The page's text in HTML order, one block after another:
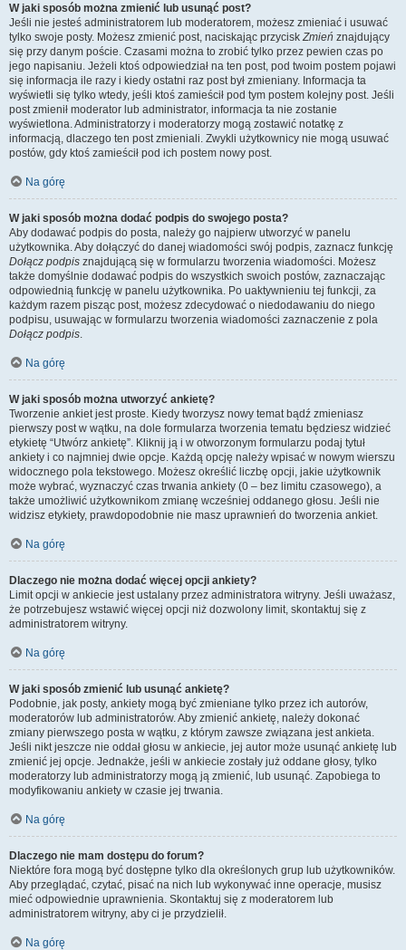
W jaki sposób można zmienić lub usunąć post?
Jeśli nie jesteś administratorem lub moderatorem, możesz zmieniać i usuwać
tylko swoje posty. Możesz zmienić post, naciskając przyciskZmień znajdujący
się przy danym poście. Czasami można to zrobić tylko przez pewien czas po
jego napisaniu. Jeżeli ktoś odpowiedział na ten post, pod twoim postem pojawi
się informacja ile razy i kiedy ostatni raz post był zmieniany. Informacja ta
wyświetli się tylko wtedy, jeśli ktoś zamieścił pod tym postem kolejny post. Jeśli
post zmienił moderator lub administrator, informacja ta nie zostanie
wyświetlona. Administratorzy i moderatorzy mogą zostawić notatkę z
informacją, dlaczego ten post zmieniali. Zwykli użytkownicy nie mogą usuwać
postów, gdy ktoś zamieścił pod ich postem nowy post.
Na górę
W jaki sposób można dodać podpis do swojego posta?
Aby dodawać podpis do posta, należy go najpierw utworzyć w panelu
użytkownika. Aby dołączyć do danej wiadomości swój podpis, zaznacz funkcję
Dołącz podpis znajdującą się w formularzu tworzenia wiadomości. Możesz
także domyślnie dodawać podpis do wszystkich swoich postów, zaznaczając
odpowiednią funkcję w panelu użytkownika. Po uaktywnieniu tej funkcji, za
każdym razem pisząc post, możesz zdecydować o niedodawaniu do niego
podpisu, usuwając w formularzu tworzenia wiadomości zaznaczenie z pola
Dołącz podpis.
Na górę
W jaki sposób można utworzyć ankietę?
Tworzenie ankiet jest proste. Kiedy tworzysz nowy temat bądź zmieniasz
pierwszy post w wątku, na dole formularza tworzenia tematu będziesz widzieć
etykietę “Utwórz ankietę”. Kliknij ją i w otworzonym formularzu podaj tytuł
ankiety i co najmniej dwie opcje. Każdą opcję należy wpisać w nowym wierszu
widocznego pola tekstowego. Możesz określić liczbę opcji, jakie użytkownik
może wybrać, wyznaczyć czas trwania ankiety (0 – bez limitu czasowego), a
także umożliwić użytkownikom zmianę wcześniej oddanego głosu. Jeśli nie
widzisz etykiety, prawdopodobnie nie masz uprawnień do tworzenia ankiet.
Na górę
Dlaczego nie można dodać więcej opcji ankiety?
Limit opcji w ankiecie jest ustalany przez administratora witryny. Jeśli uważasz,
że potrzebujesz wstawić więcej opcji niż dozwolony limit, skontaktuj się z
administratorem witryny.
Na górę
W jaki sposób zmienić lub usunąć ankietę?
Podobnie, jak posty, ankiety mogą być zmieniane tylko przez ich autorów,
moderatorów lub administratorów. Aby zmienić ankietę, należy dokonać
zmiany pierwszego posta w wątku, z którym zawsze związana jest ankieta.
Jeśli nikt jeszcze nie oddał głosu w ankiecie, jej autor może usunąć ankietę lub
zmienić jej opcje. Jednakże, jeśli w ankiecie zostały już oddane głosy, tylko
moderatorzy lub administratorzy mogą ją zmienić, lub usunąć. Zapobiega to
modyfikowaniu ankiety w czasie jej trwania.
Na górę
Dlaczego nie mam dostępu do forum?
Niektóre fora mogą być dostępne tylko dla określonych grup lub użytkowników.
Aby przeglądać, czytać, pisać na nich lub wykonywać inne operacje, musisz
mieć odpowiednie uprawnienia. Skontaktuj się z moderatorem lub
administratorem witryny, aby ci je przydzielił.
Na górę